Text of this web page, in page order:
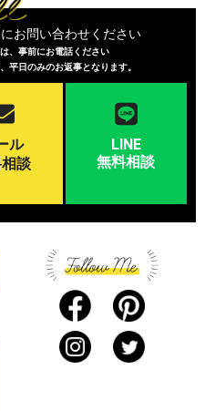
お問い合わせください
、事前にお電話ください
平日のみのお返事となります。
ル
談
LINE
無料相談